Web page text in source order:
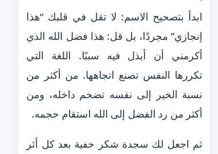
ابدأ بتصحيح الاسم: لا تقل في قلبك “هذا
إنجازي” مجردًا، بل قل: هذا فضل الله الذي
أكرمني أن أبذل فيه سببًا. اللغة التي
تكررها النفس تصنع اتجاهها. من أكثر من
نسبة الخير إلى نفسه تضخم داخله، ومن
أكثر من رد الفضل إلى الله استقام حجمه.
ثم اجعل لك سجدة شكر خفية بعد كل أثر